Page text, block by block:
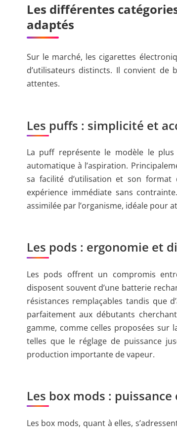
Les différentes
adaptés
Sur le marché, les cigarettes
d’utilisateurs distincts. Il convient
attentes.
Les puffs : simplicité et
La puff représente le modèle le
automatique à l’aspiration.
sa facilité d’utilisation et son format
expérience immédiate sans
assimilée par l’organisme, idéale pour
Les pods : ergonomie et
Les pods offrent un compromis
disposent souvent d’une batterie
résistances remplaçables tandis que
parfaitement aux débutants
gamme, comme celles proposées sur
telles que le réglage de puissance
production importante de vapeur.
Les box mods :
Les box mods, quant à elles,